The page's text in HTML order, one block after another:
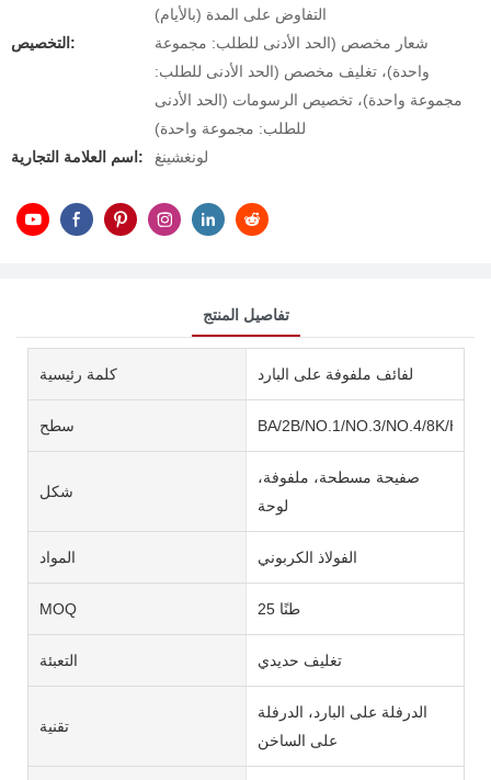
التفاوض على المدة (بالأيام)
التخصيص:
شعار مخصص (الحد الأدنى للطلب: مجموعة
واحدة)، تغليف مخصص (الحد الأدنى للطلب:
مجموعة واحدة)، تخصيص الرسومات (الحد الأدنى
للطلب: مجموعة واحدة)
اسم العلامة التجارية:
لونغشينغ
تفاصيل المنتج
كلمة رئيسية لفائف ملفوفة على البارد
سطح BA/2B/NO.1/NO.3/NO.4/8K/HL/
شكل
صفيحة مسطحة، ملفوفة،
لوحة
المواد الفولاذ الكربوني
MOQ 25 طنًا
التعبئة تغليف حديدي
تقنية
الدرفلة على البارد، الدرفلة
على الساخن